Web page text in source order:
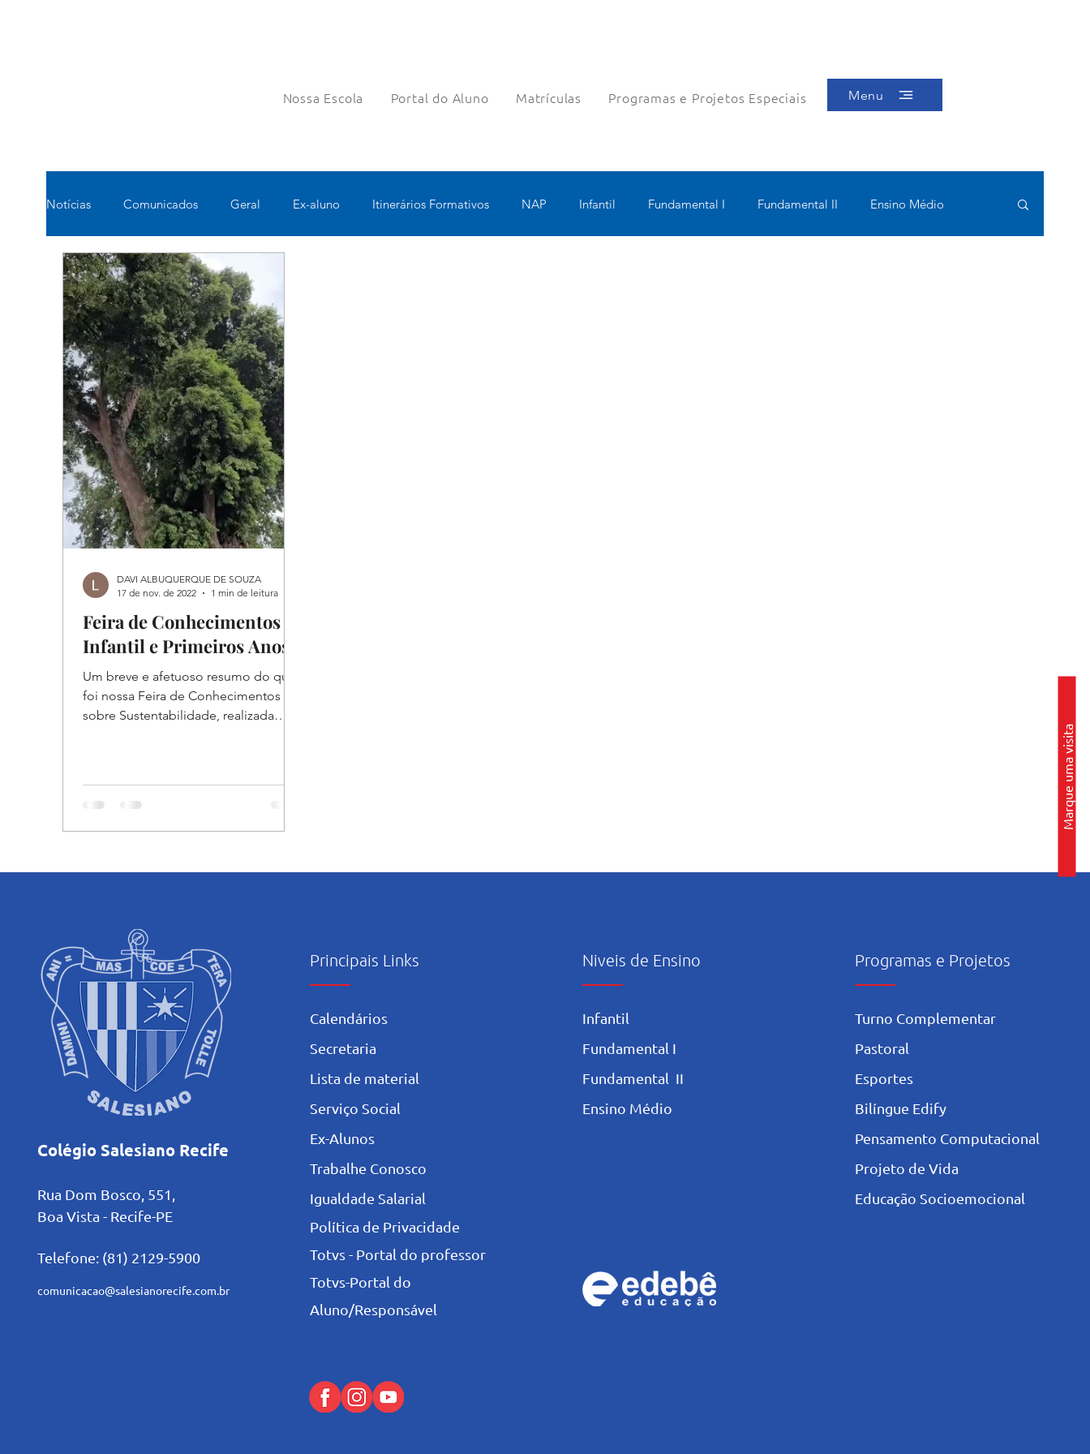
Nossa Escola Portal do Aluno Matrículas Programas e Projetos Especiais Menu
Marque uma visita
Notícias Comunicados Geral Ex-aluno Itinerários Formativos NAP Infantil Fundamental I Fundamental II Ensino Médio
Pastoral Esportes Turno Integral
Pedagógico
Feira de Conhecimentos -
Infantil e Primeiros Anos
Um breve e afetuoso resumo do que
foi nossa Feira de Conhecimentos
sobre Sustentabilidade, realizada
DAVI ALBUQUERQUE DE SOUZA
17 de nov. de 2022
1 min de leitura
Colégio Salesiano Recife
Rua Dom Bosco, 551,
Boa Vista - Recife-PE
Telefone: (81) 2129-5900
comunicacao@salesianorecife.com.br
Principais Links
Calendários
Secretaria
L ista de material
Serviço Social
Ex-Alunos
Trabalhe Conosco
Igualdade Salarial
Política de Privacidade
Totvs - Portal do professor
Totvs-Portal do
Aluno/Responsável
Niveis de Ensino
Infantil
Fundamental I
Fundamental II
Ensino Médio
Programas e Projetos
Turno Complementar
Pastoral
Esportes
Bilíngue Edify
Pensamento Computacional
Projeto de Vida
Educação Socioemocional